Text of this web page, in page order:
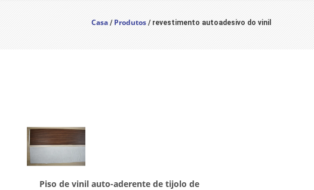
Casa /Produtos/ revestimento autoadesivo do vinil
Piso de vinil auto-aderente de tijolo de